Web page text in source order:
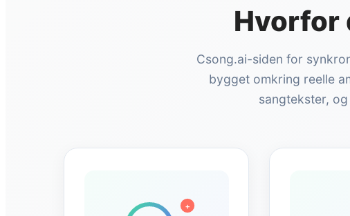
Hvorfor
Csong.ai-siden for
bygget omkring reelle
sangtekster,
+